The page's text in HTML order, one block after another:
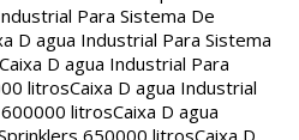
Para Sistema De
D agua Industrial Para Sistema
Caixa D agua Industrial Para
litrosCaixa D agua Industrial
litrosCaixa D agua